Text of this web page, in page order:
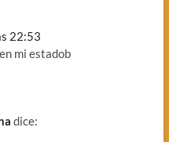
22:53
mi estadob
dice: